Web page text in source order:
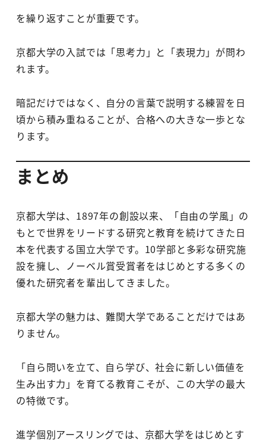
を繰り返すことが重要です。
京都大学の入試では「思考力」と「表現力」が問わ
れます。
暗記だけではなく、自分の言葉で説明する練習を日
頃から積み重ねることが、合格への大きな一歩とな
ります。
まとめ
京都大学は、1897年の創設以来、「自由の学風」の
もとで世界をリードする研究と教育を続けてきた日
本を代表する国立大学です。10学部と多彩な研究施
設を擁し、ノーベル賞受賞者をはじめとする多くの
優れた研究者を輩出してきました。
京都大学の魅力は、難関大学であることだけではあ
りません。
「自ら問いを立て、自ら学び、社会に新しい価値を
生み出す力」を育てる教育こそが、この大学の最大
の特徴です。
進学個別アースリングでは、京都大学をはじめとす